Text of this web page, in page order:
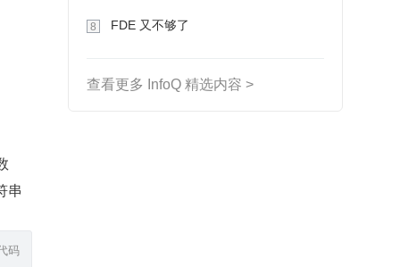
串
码
8 FDE 又不够了
查看更多 InfoQ 精选内容 >